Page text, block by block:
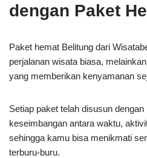
dengan Paket
Paket hemat Belitung dari
perjalanan wisata biasa,
yang memberikan kenyamanan
Setiap paket telah disusun
keseimbangan antara waktu,
sehingga kamu bisa menikmati
terburu-buru.